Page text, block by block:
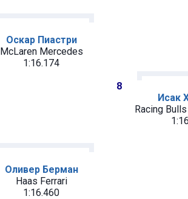
Оскар Пиастри
McLaren Mercedes
1:16.174
8
Исак
Racing
Оливер Берман
Haas Ferrari
1:16.460